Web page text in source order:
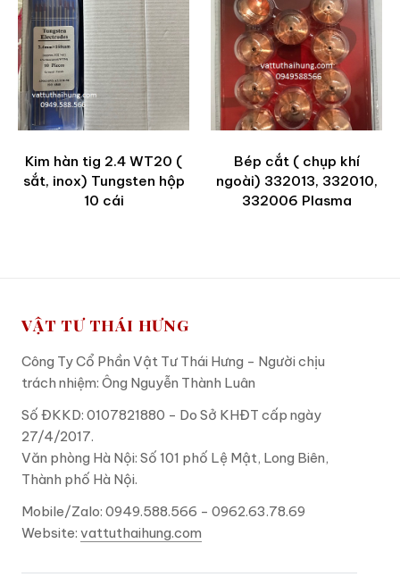
Kim hàn tig 2.4 WT20 (
sắt, inox) Tungsten hộp
10 cái
Bép cắt ( chụp khí
ngoài) 332013, 332010,
332006 Plasma
VẬT TƯ THÁI HƯNG
Công Ty Cổ Phần Vật Tư Thái Hưng - Người chịu
trách nhiệm: Ông Nguyễn Thành Luân
Số ĐKKD: 0107821880 - Do Sở KHĐT cấp ngày
27/4/2017.
Văn phòng Hà Nội: Số 101 phố Lệ Mật, Long Biên,
Thành phố Hà Nội.
Mobile/Zalo: 0949.588.566 - 0962.63.78.69
Website: vattuthaihung.com